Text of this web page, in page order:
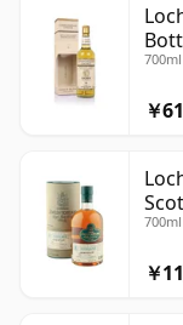
わることがありま
Lochsideの魅力
イスキーの歴史
形で生産した蒸
ングは、もはや
た、東海岸
ます。
700ml
￥
700ml
￥